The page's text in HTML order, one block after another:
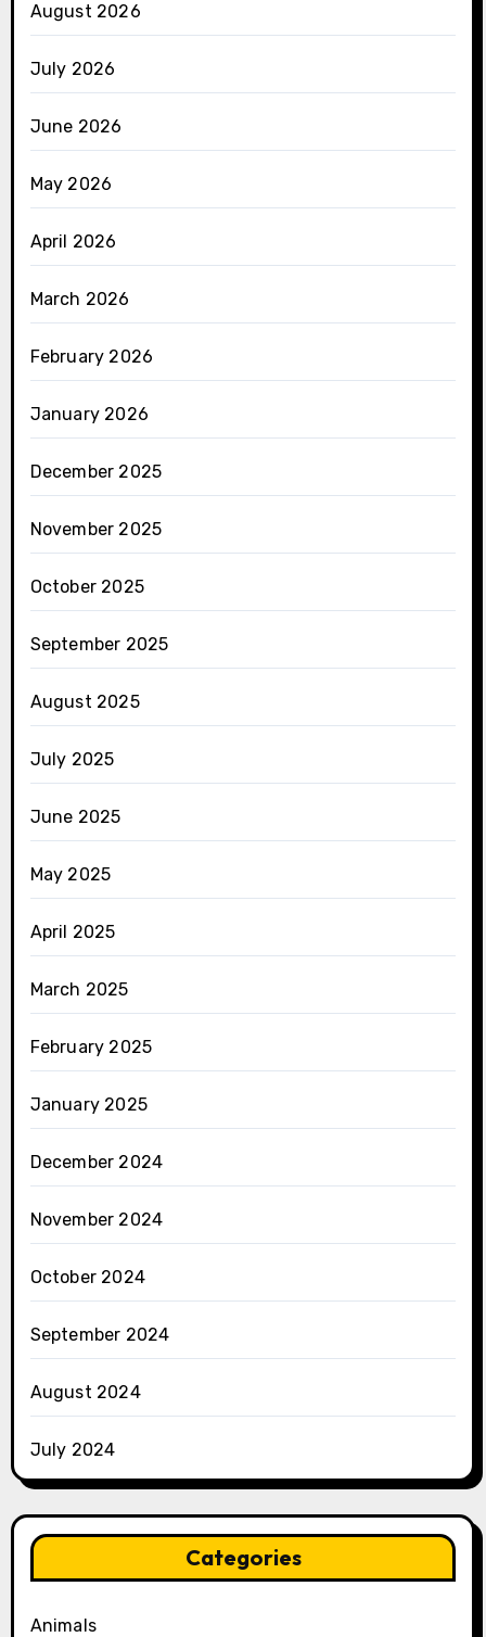
August 2026
July 2026
June 2026
May 2026
April 2026
March 2026
February 2026
January 2026
December 2025
November 2025
October 2025
September 2025
August 2025
July 2025
June 2025
May 2025
April 2025
March 2025
February 2025
January 2025
December 2024
November 2024
October 2024
September 2024
August 2024
July 2024
Categories
Animals